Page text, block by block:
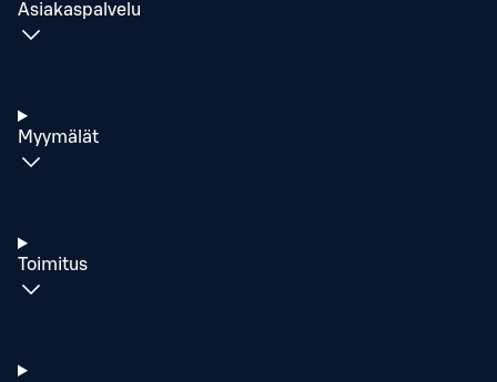
Asiakaspalvelu
Myymälät
Toimitus